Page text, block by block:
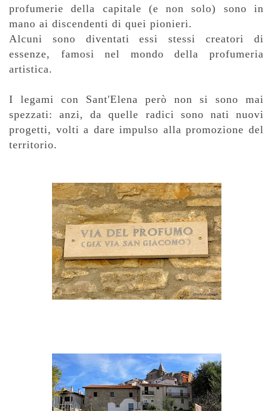
profumerie della capitale (e non solo) sono in
mano ai discendenti di quei pionieri.
Alcuni sono diventati essi stessi creatori di
essenze, famosi nel mondo della profumeria
artistica.
I legami con Sant'Elena però non si sono mai
spezzati: anzi, da quelle radici sono nati nuovi
progetti, volti a dare impulso alla promozione del
territorio.